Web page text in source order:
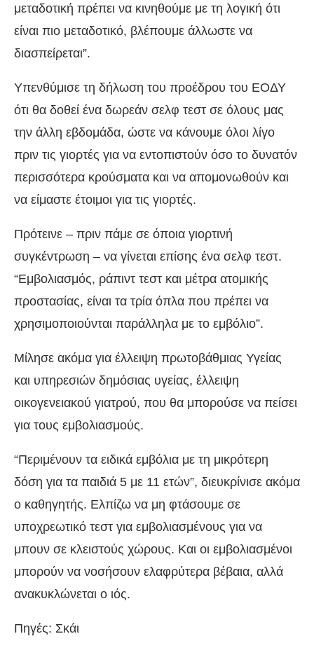
μεταδοτική πρέπει να κινηθούμε με τη λογική ότι
είναι πιο μεταδοτικό, βλέπουμε άλλωστε να
διασπείρεται”.
Υπενθύμισε τη δήλωση του προέδρου του ΕΟΔΥ
ότι θα δοθεί ένα δωρεάν σελφ τεστ σε όλους μας
την άλλη εβδομάδα, ώστε να κάνουμε όλοι λίγο
πριν τις γιορτές για να εντοπιστούν όσο το δυνατόν
περισσότερα κρούσματα και να απομονωθούν και
να είμαστε έτοιμοι για τις γιορτές.
Πρότεινε – πριν πάμε σε όποια γιορτινή
συγκέντρωση – να γίνεται επίσης ένα σελφ τεστ.
“Εμβολιασμός, ράπιντ τεστ και μέτρα ατομικής
προστασίας, είναι τα τρία όπλα που πρέπει να
χρησιμοποιούνται παράλληλα με το εμβόλιο”.
Μίλησε ακόμα για έλλειψη πρωτοβάθμιας Υγείας
και υπηρεσιών δημόσιας υγείας, έλλειψη
οικογενειακού γιατρού, που θα μπορούσε να πείσει
για τους εμβολιασμούς.
“Περιμένουν τα ειδικά εμβόλια με τη μικρότερη
δόση για τα παιδιά 5 με 11 ετών”, διευκρίνισε ακόμα
ο καθηγητής. Ελπίζω να μη φτάσουμε σε
υποχρεωτικό τεστ για εμβολιασμένους για να
μπουν σε κλειστούς χώρους. Και οι εμβολιασμένοι
μπορούν να νοσήσουν ελαφρύτερα βέβαια, αλλά
ανακυκλώνεται ο ιός.
Πηγές: Σκάι